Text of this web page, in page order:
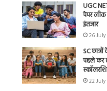
UGC
पेपर लीक
इंतजार
26 July
SC
पहले कर
22 July